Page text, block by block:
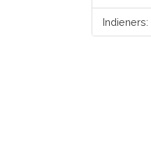
Indieners: